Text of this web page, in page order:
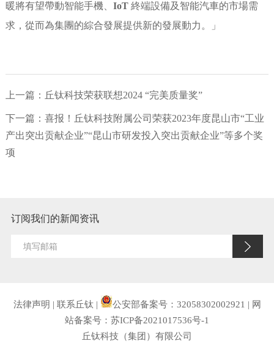
暖將有望帶動智能手機、 IoT終端設備及智能汽車的市場需
求，從而為集團的綜合發展提供新的發展動力。」
上一篇： 丘钛科技荣获联想2024 “完美质量奖”
下一篇： 喜报！丘钛科技附属公司荣获2023年度昆山市“工业
产出突出贡献企业”“昆山市研发投入突出贡献企业”等多个奖
项
订阅我们的新闻资讯
法律声明 | 联系丘钛| 公安部备案号：32058302002921 | 网
站备案号：苏ICP备2021017536号-1
丘钛科技（集团）有限公司